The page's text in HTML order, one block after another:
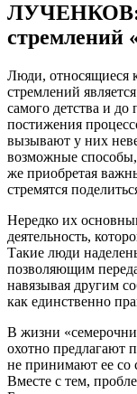
ЛУЧЕНКОВ:
стремлений
Люди, относящиеся
стремлений
самого детства и
постижения
вызывают у них
возможные
же приобретая
стремятся
Нередко их
деятельность,
Такие люди
позволяющим
навязывая другим
как единственно
В жизни
охотно предлагают
не принимают ее со
Вместе с тем,